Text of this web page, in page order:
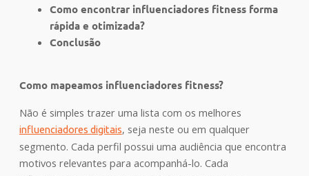
Como encontrar influenciadores fitness forma
rápida e otimizada?
Conclusão
Como mapeamos influenciadores fitness?
Não é simples trazer uma lista com os melhores
influenciadores digitais, seja neste ou em qualquer
segmento. Cada perfil possui uma audiência que encontra
motivos relevantes para acompanhá-lo. Cada